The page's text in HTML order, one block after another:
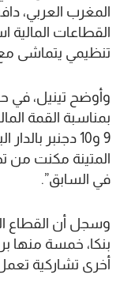
المغرب العربي،
القطاعات المالية
تنظيمي يتماشى مع
وأوضح تينيل، في
9 و10 دجنبر
المتينة مكنت من
في السابق”.
بنكا، خمسة منها
أخرى تشاركية